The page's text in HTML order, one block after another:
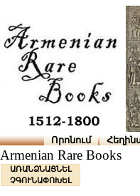
Որոնում
Armenian Rare Books
ԱՌԱՆՁՆԱՑՆԵԼ
ՉԳՈՒՆԱՓՈԽԵԼ